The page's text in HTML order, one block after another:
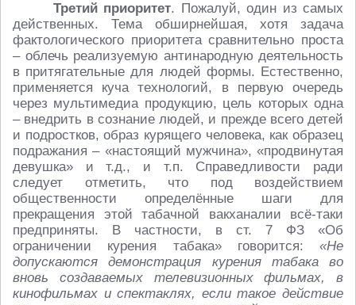
Третий приоритет. Пожалуй, один из самых
действенных. Тема обширнейшая, хотя задача
фактологического приоритета сравнительно проста
– облечь реализуемую антинародную деятельность
в притягательные для людей формы. Естественно,
применяется куча технологий, в первую очередь
через мультимедиа продукцию, цель которых одна
– внедрить в сознание людей, и прежде всего детей
и подростков, образ курящего человека, как образец
подражания – «настоящий мужчина», «продвинутая
девушка» и т.д., и т.п. Справедливости ради
следует отметить, что под воздействием
общественности определённые шаги для
прекращения этой табачной вакханалии всё-таки
предприняты. В частности, в ст. 7 ФЗ «Об
ограничении курения табака» говорится: «Не
допускаются демонстрация курения табака во
вновь создаваемых телевизионных фильмах, в
кинофильмах и спектаклях, если такое действие